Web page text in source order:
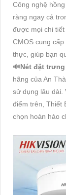
Công nghệ
ràng ngay cả
được mọi chi
CMOS cung
thực, giúp bạn
🔊Nét đặt
hãng của An
sử dụng lâu dài.
điểm trên, Thiết
chọn hoàn hảo